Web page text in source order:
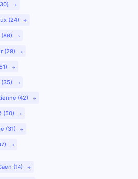
(24)
(86)
(29)
(35)
(42)
(50)
(31)
(14)